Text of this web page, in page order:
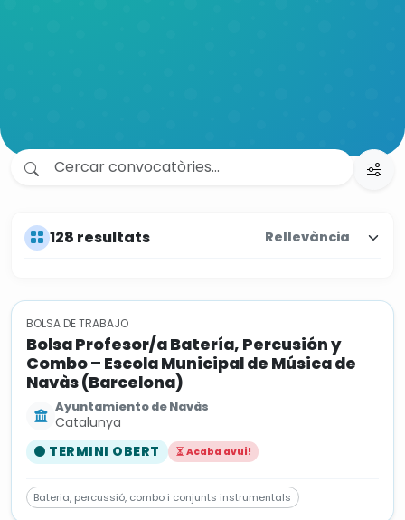
128 resultats
BOLSA DE TRABAJO
Bolsa Profesor/a Batería, Percusión y
Combo – Escola Municipal de Música de
Navàs (Barcelona)
Ayuntamiento de Navàs
Catalunya
TERMINI OBERT
Acaba avui!
Bateria, percussió, combo i conjunts instrumentals